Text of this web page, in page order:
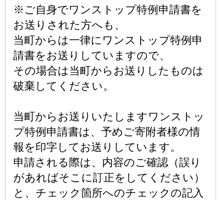
※ご自身でワンストップ特例申請書を
お送りされた方へも、
当町からは一律にワンストップ特例申
請書をお送りしていますので、
その場合は当町からお送りしたものは
破棄してください。
当町からお送りいたしますワンストッ
プ特例申請書は、予めご寄附者様の情
報を印字してお送りしています。
申請される際は、内容のご確認（誤り
があればそこに訂正をしてください）
と、チェック箇所へのチェックの記入